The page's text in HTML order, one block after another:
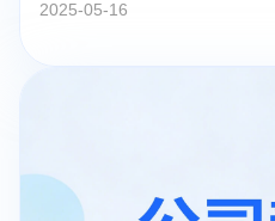
2025-05-16